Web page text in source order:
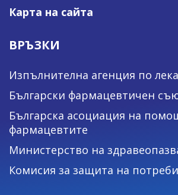
Карта на сайта
ВРЪЗКИ
Изпълнителна агенция по
Български фармацевтичен
Българска асоциация на
фармацевтите
Министерство на
Комисия за защита на